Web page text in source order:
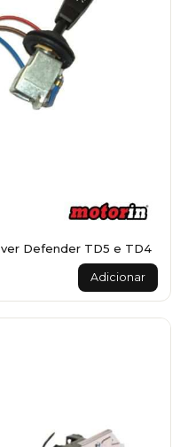
Defender TD5 e TD4
Adicionar